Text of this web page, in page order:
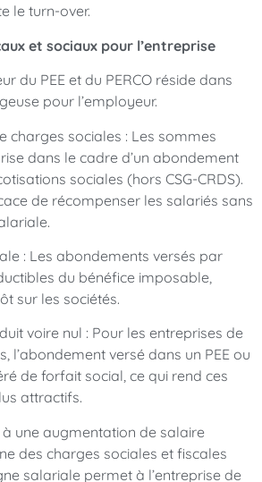
le turn-over.
et sociaux pour l’entreprise
du PEE et du PERCO réside dans
pour l’employeur.
charges sociales : Les sommes
dans le cadre d’un abondement
sociales (hors CSG-CRDS).
de récompenser les salariés sans
: Les abondements versés par
du bénéfice imposable,
sur les sociétés.
voire nul : Pour les entreprises de
l’abondement versé dans un PEE ou
de forfait social, ce qui rend ces
attractifs.
une augmentation de salaire
des charges sociales et fiscales
salariale permet à l’entreprise de